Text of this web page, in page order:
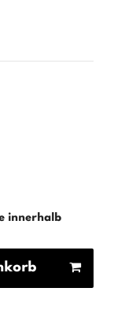
innerhalb